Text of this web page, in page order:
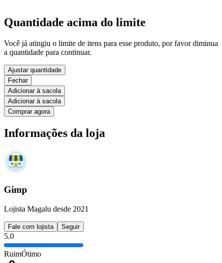
Quantidade acima do limite
Você já atingiu o limite de itens para esse produto, por favor diminua
a quantidade para continuar.
Ajustar quantidade
Fechar
Adicionar à sacola
Adicionar à sacola
Comprar agora
Informações da loja
Gimp
Lojista Magalu desde 2021
Fale com lojista Seguir
5.0
RuimÓtimo